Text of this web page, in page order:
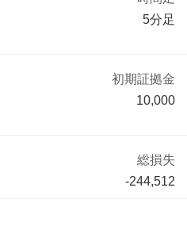
5分足
初期証拠金
10,000
総損失
-244,512